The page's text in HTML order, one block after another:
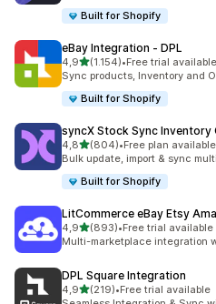
Built for Shopify
eBay Integration ‑ DPL
4,95 yıldız üzerinden
(1.154)
toplam 1154 değerlendirme
•Free trial available
Sync products, Inventory and
Built for Shopify
syncX Stock Sync Inventory
4,85 yıldız üzerinden
(804)
toplam 804 değerlendirme
•Free plan available
Bulk update, import & sync
Built for Shopify
LitCommerce eBay Etsy
4,95 yıldız üzerinden
(893)
toplam 893 değerlendirme
•Free trial available
Multi-marketplace integration
DPL Square Integration
4,95 yıldız üzerinden
(219)
toplam 219 değerlendirme
•Free trial available